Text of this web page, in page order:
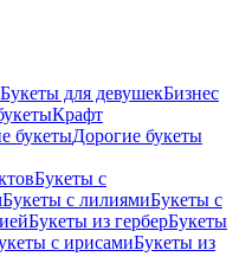
Букеты для девушекБизнес
Крафт
букетыДорогие букеты
Букеты с
Букеты с лилиямиБукеты с
Букеты из герберБукеты
с ирисамиБукеты из